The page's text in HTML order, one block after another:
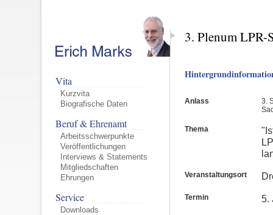
Vita
Kurzvita
Biografische Daten
Beruf & Ehrenamt
Arbeitsschwerpunkte
Veröffentlichungen
Interviews & Statements
Mitgliedschaften
Ehrungen
Service
Downloads
3. Plenum LPR-
Anlass
3.
Thema
Veranstaltungsort
Termin 5.